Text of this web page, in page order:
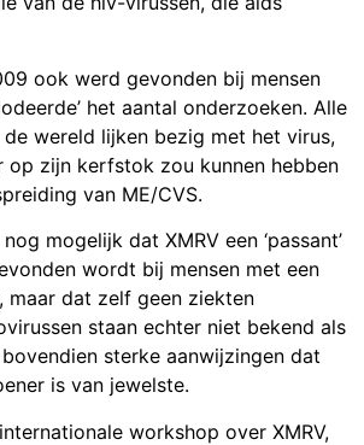
ook werd gevonden bij mensen
het aantal onderzoeken. Alle
wereld lijken bezig met het virus,
op zijn kerfstok zou kunnen hebben
van ME/CVS.
mogelijk dat XMRV een ‘passant’
wordt bij mensen met een
maar dat zelf geen ziekten
staan echter niet bekend als
sterke aanwijzingen dat
is van jewelste.
workshop over XMRV,